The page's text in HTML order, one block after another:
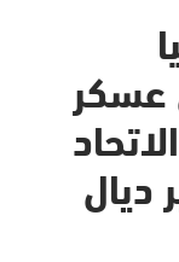
عسكر
ديال